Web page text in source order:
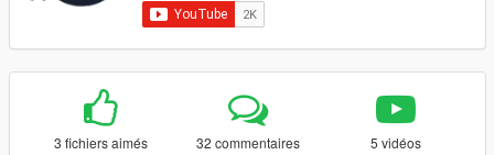
3 fichiers aimés 32 commentaires 5 vidéos